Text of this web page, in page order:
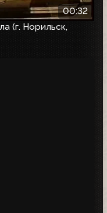
00:32
(г. Норильск,